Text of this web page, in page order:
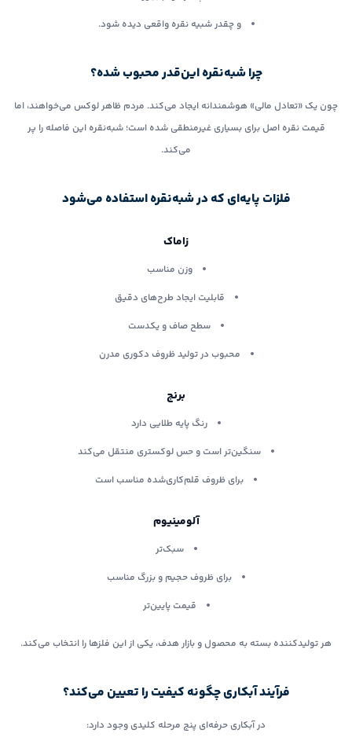
و چقدر شبیه نقره واقعی دیده شود.
چرا شبه‌نقره این‌قدر محبوب شده؟
چون یک «تعادل مالی» هوشمندانه ایجاد می‌کند. مردم ظاهر لوکس می‌خواهند، اما
قیمت نقره اصل برای بسیاری غیرمنطقی شده است؛ شبه‌نقره این فاصله را پر
می‌کند.
فلزات پایه‌ای که در شبه‌نقره استفاده می‌شود
زاماک
وزن مناسب
قابلیت ایجاد طرح‌های دقیق
سطح صاف و یکدست
محبوب در تولید ظروف دکوری مدرن
برنج
رنگ پایه طلایی دارد
سنگین‌تر است و حس لوکستری منتقل می‌کند
برای ظروف قلم‌کاری‌شده مناسب است
آلومینیوم
سبک‌تر
برای ظروف حجیم و بزرگ مناسب
قیمت پایین‌تر
هر تولیدکننده بسته به محصول و بازار هدف، یکی از این فلزها را انتخاب می‌کند.
فرآیند آبکاری چگونه کیفیت را تعیین می‌کند؟
در آبکاری حرفه‌ای پنج مرحله کلیدی وجود دارد: